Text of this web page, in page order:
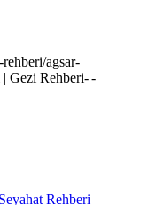
agsar-
Gezi Rehberi-|-